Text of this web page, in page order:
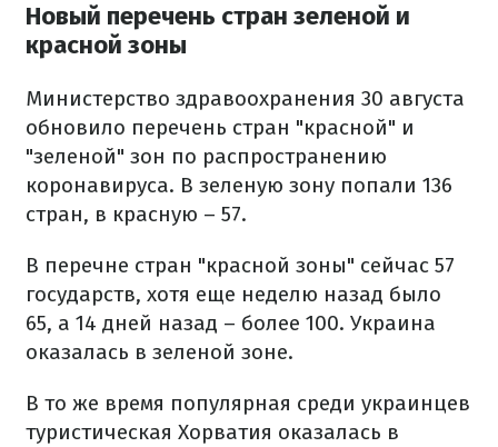
Новый перечень стран зеленой и
красной зоны
Министерство здравоохранения 30 августа
обновило перечень стран "красной" и
"зеленой" зон по распространению
коронавируса. В зеленую зону попали 136
стран, в красную – 57.
В перечне стран "красной зоны" сейчас 57
государств, хотя еще неделю назад было
65, а 14 дней назад – более 100. Украина
оказалась в зеленой зоне.
В то же время популярная среди украинцев
туристическая Хорватия оказалась в